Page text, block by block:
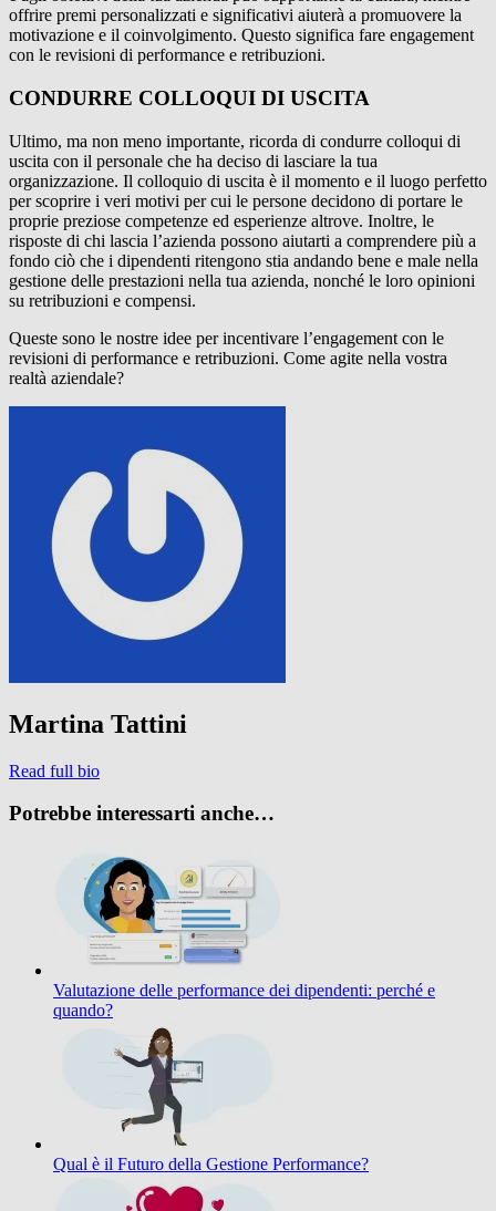
offrire premi personalizzati e significativi aiuterà a promuovere la
motivazione e il coinvolgimento. Questo significa fare engagement
con le revisioni di performance e retribuzioni.
CONDURRE COLLOQUI DI USCITA
Ultimo, ma non meno importante, ricorda di condurre colloqui di
uscita con il personale che ha deciso di lasciare la tua
organizzazione. Il colloquio di uscita è il momento e il luogo perfetto
per scoprire i veri motivi per cui le persone decidono di portare le
proprie preziose competenze ed esperienze altrove. Inoltre, le
risposte di chi lascia l’azienda possono aiutarti a comprendere più a
fondo ciò che i dipendenti ritengono stia andando bene e male nella
gestione delle prestazioni nella tua azienda, nonché le loro opinioni
su retribuzioni e compensi.
Queste sono le nostre idee per incentivare l’engagement con le
revisioni di performance e retribuzioni. Come agite nella vostra
realtà aziendale?
Martina Tattini
Read full bio
Potrebbe interessarti anche…
Valutazione delle performance dei dipendenti: perché e
quando?
Qual è il Futuro della Gestione Performance?